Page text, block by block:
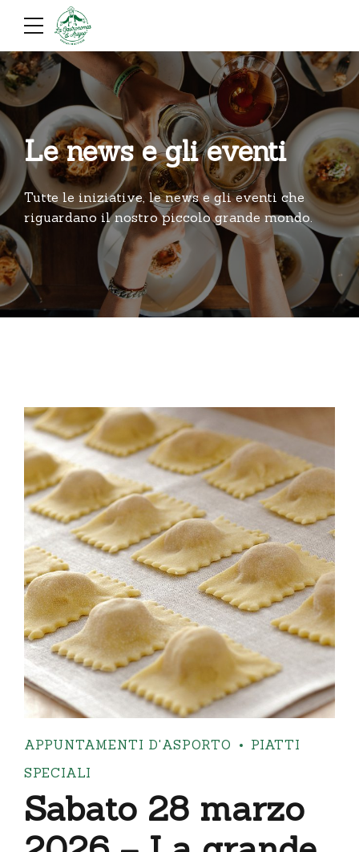
Le news e gli eventi
Tutte le iniziative, le news e gli eventi che
riguardano il nostro piccolo grande mondo.
APPUNTAMENTI D'ASPORTO
PIATTI
SPECIALI
Sabato 28 marzo